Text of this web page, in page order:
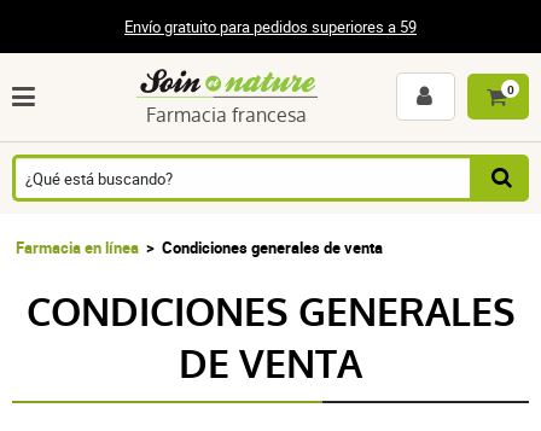
Envío gratuito para pedidos superiores a 59
Farmacia francesa
0
Farmacia en línea Condiciones generales de venta
CONDICIONES GENERALES
DE VENTA